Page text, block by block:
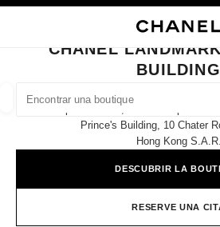
BUSCAR UNA
las sugerencias se muestran debajo de
0 Sugerencias disponibles
CERRAR TARJETA DE BOUTIQUE CHANEL
CHANEL
BUILDING
Shops G18-G20, G/f & Shops 101-
Prince's Building, 10 Chater
Hong Kong S.a.r.
DESCUBRIR LA
RESERVE UNA
resultado de los filtros por:
GAFAS RELOJERÍA